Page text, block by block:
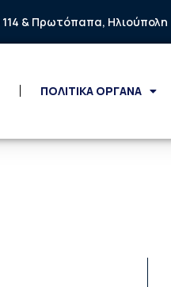
114 & Πρωτόπαπα, Ηλιούπολη
ΠΟΛΙΤΙΚΑ ΟΡΓΑΝΑ